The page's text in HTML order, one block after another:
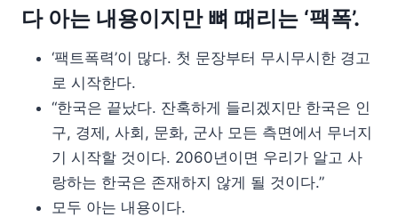
다 아는 내용이지만 뼈 때리는 ‘팩폭’.
‘팩트폭력’이 많다. 첫 문장부터 무시무시한 경고
로 시작한다.
“한국은 끝났다. 잔혹하게 들리겠지만 한국은 인
구, 경제, 사회, 문화, 군사 모든 측면에서 무너지
기 시작할 것이다. 2060년이면 우리가 알고 사
랑하는 한국은 존재하지 않게 될 것이다.”
모두 아는 내용이다.